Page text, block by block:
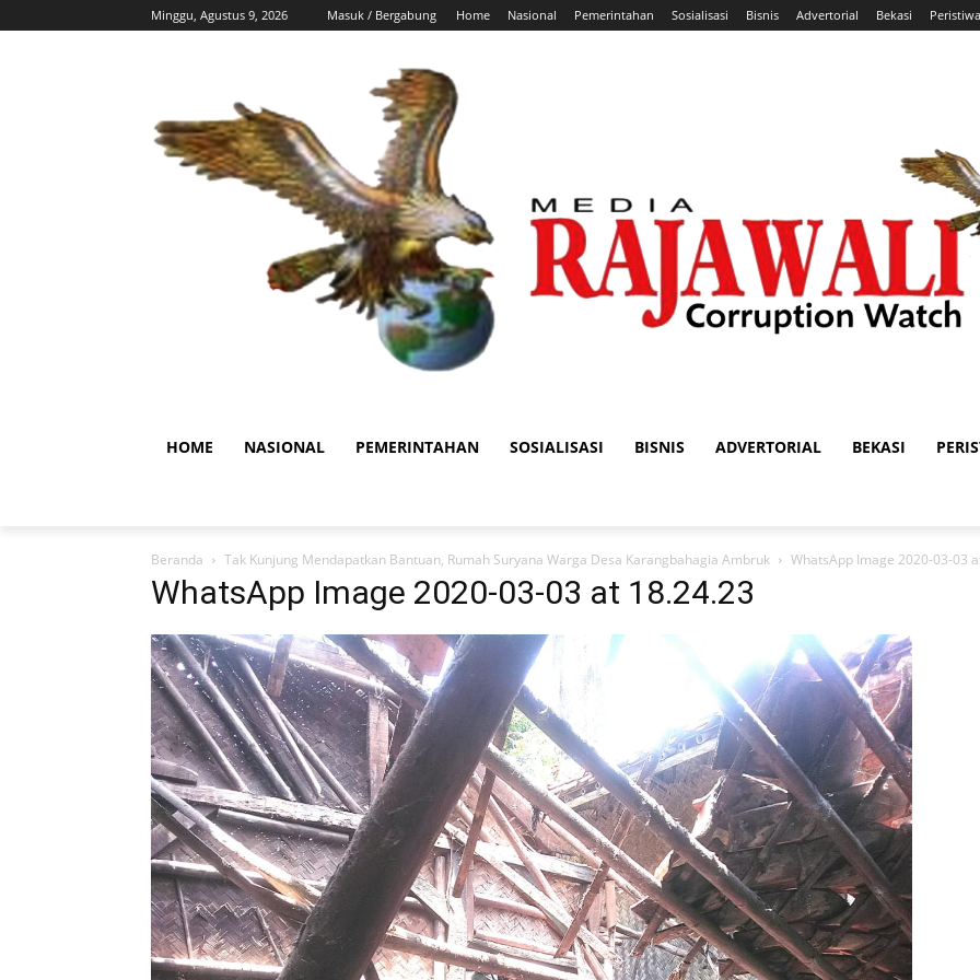
Minggu, Agustus 9, 2026 Masuk / Bergabung Home Nasional Pemerintahan Sosialisasi Bisnis Advertorial Bekasi Peristiwa
HOME NASIONAL PEMERINTAHAN SOSIALISASI BISNIS ADVERTORIAL BEKASI
Beranda Tak Kunjung Mendapatkan Bantuan, Rumah Suryana Warga Desa Karangbahagia Ambruk WhatsApp Image 2020-03-03
WhatsApp Image 2020-03-03 at 18.24.23